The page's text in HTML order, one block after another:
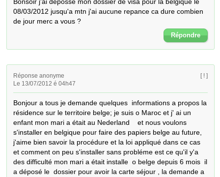
08/03/2012 jusqu'a mtn j'ai aucune repance ca dure combien
de jour merc a vous ?
Répondre
Réponse anonyme
Le 13/07/2012 é 04h47
[ ! ]
Bonjour a tous je demande quelques  informations a propos la
résidence sur le territoire belge; je suis o Maroc et j' ai un
enfant mon mari a était au Nederland    et nous voulons
s'installer en belgique pour faire des papiers belge au future,
j'aime bien savoir la procédure et la loi appliqué dans ce cas
et comment on peu s'installer sans probléme est ce qu'il y'a
des difficulté mon mari a était installe  o belge depuis 6 mois  il
a déposé le  dossier pour avoir la carte séjour , la demande a